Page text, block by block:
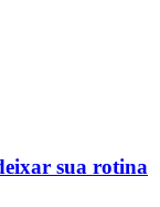
sua rotina